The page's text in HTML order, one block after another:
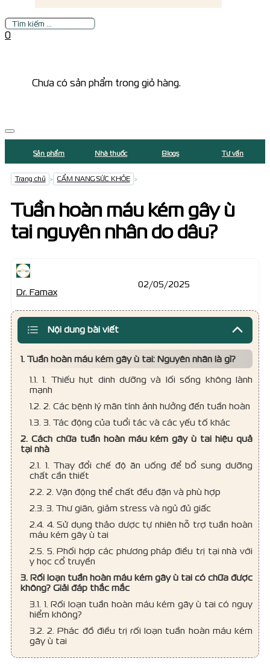
Tìm
kiếm
0
Chưa có sản phẩm trong giỏ hàng.
Sản phẩm Nhà thuốc Blogs Tư vấn
Trang chủ > CẨM NANG SỨC KHỎE >
Tuần hoàn máu kém gây ù
tai nguyên nhân do dâu?
Dr. Famax
02/05/2025
Nội dung bài viết
1. Tuần hoàn máu kém gây ù tai: Nguyên nhân là gì?
1.1. 1. Thiếu hụt dinh dưỡng và lối sống không lành
mạnh
1.2. 2. Các bệnh lý mãn tính ảnh hưởng đến tuần hoàn
1.3. 3. Tác động của tuổi tác và các yếu tố khác
2. Cách chữa tuần hoàn máu kém gây ù tai hiệu quả
tại nhà
2.1. 1. Thay đổi chế độ ăn uống để bổ sung dưỡng
chất cần thiết
2.2. 2. Vận động thể chất đều đặn và phù hợp
2.3. 3. Thư giãn, giảm stress và ngủ đủ giấc
2.4. 4. Sử dụng thảo dược tự nhiên hỗ trợ tuần hoàn
máu kém gây ù tai
2.5. 5. Phối hợp các phương pháp điều trị tại nhà với
y học cổ truyền
3. Rối loạn tuần hoàn máu kém gây ù tai có chữa được
không? Giải đáp thắc mắc
3.1. 1. Rối loạn tuần hoàn máu kém gây ù tai có nguy
hiểm không?
3.2. 2. Phác đồ điều trị rối loạn tuần hoàn máu kém
gây ù tai
3.3. 3. Rối loạn tuần hoàn tai trong có chữa được